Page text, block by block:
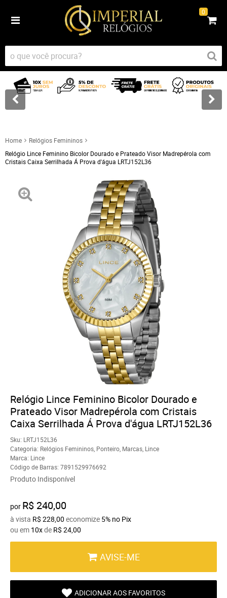
0
Home
Relógios Femininos
Relógio Lince Feminino Bicolor Dourado e Prateado Visor Madrepérola com
Cristais Caixa Serrilhada Á Prova d'água LRTJ152L36
Relógio Lince Feminino Bicolor Dourado e
Prateado Visor Madrepérola com Cristais
Caixa Serrilhada Á Prova d'água LRTJ152L36
Sku: LRTJ152L36
Categoria: Relógios Femininos Ponteiro Marcas Lince
Marca: Lince
Código de Barras: 7891529976692
Produto Indisponível
por R$ 240,00
à vista R$ 228,00 economize 5% no Pix
ou em 10xde R$ 24,00
AVISE-ME
ADICIONAR AOS FAVORITOS